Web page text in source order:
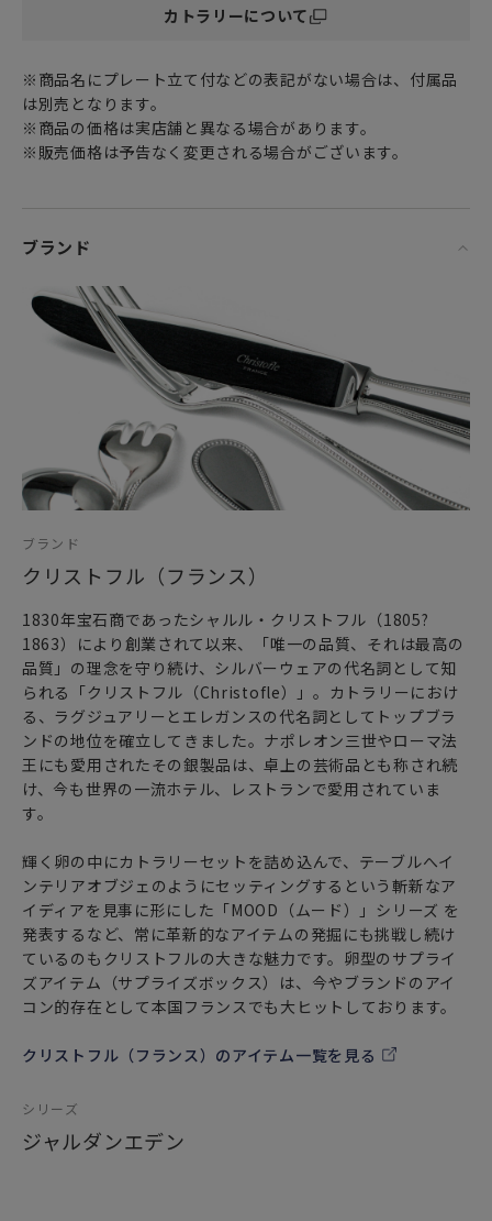
は、数々の偉大なアーティストとともに重ねられてきまし
た類まれなカトラリーコレクションです。デコラティブで詩
的なクリエイションで知られるマルセル・ワンダース氏。彼
は、自身の装飾的なテイストと、クリストフルのもつ伝統的
なテイストとを繊細かつ大胆に融合させました。コンセプト
てその本質はとてもシンプルです。エンボス加工された箇
所、なめらかに輝くシルバー面、繊維のように絡み合う線な
ど、そのすべての調和が、ジャルダン・エデンの究極の美しさ
の秘密です。
優美なフォルム、快い重み、そして穏やかな純白の輝きで、
世界中の王室に愛され続ける
フランス老舗シルバーウェア（銀食器）ブランド「クリスト
フル」。
もてなしの象徴として
テーブルコーディネートに優雅で上質の空間をもたらしてく
カトラリーについて
※商品名にプレート立て付などの表記がない場合は、付属品
は別売となります。
※商品の価格は実店舗と異なる場合があります。
※販売価格は予告なく変更される場合がございます。
ブランド
ブランド
クリストフル（フランス）
1830年宝石商であったシャルル・クリストフル（1805?
1863）により創業されて以来、「唯一の品質、それは最高の
品質」の理念を守り続け、シルバーウェアの代名詞として知
られる「クリストフル（Christofle）」。カトラリーにおけ
る、ラグジュアリーとエレガンスの代名詞としてトップブラ
ンドの地位を確立してきました。ナポレオン三世やローマ法
王にも愛用されたその銀製品は、卓上の芸術品とも称され続
け、今も世界の一流ホテル、レストランで愛用されていま
す。
輝く卵の中にカトラリーセットを詰め込んで、テーブルへイ
ンテリアオブジェのようにセッティングするという斬新なア
イディアを見事に形にした「MOOD（ムード）」シリーズ を
発表するなど、常に革新的なアイテムの発掘にも挑戦し続け
ているのもクリストフルの大きな魅力です。卵型のサプライ
ズアイテム（サプライズボックス）は、今やブランドのアイ
コン的存在として本国フランスでも大ヒットしております。
クリストフル（フランス）のアイテム一覧を見る
シリーズ
ジャルダンエデン